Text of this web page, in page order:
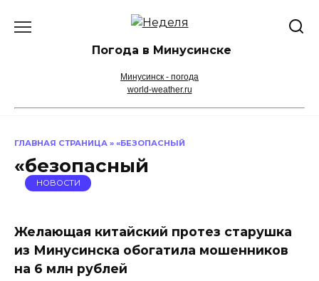
Погода в Минусинске
Минусинск - погода
world-weather.ru
ГЛАВНАЯ СТРАНИЦА » «БЕЗОПАСНЫЙ
«безопасный
НОВОСТИ
Желающая китайский протез старушка
из Минусинска обогатила мошенников
на 6 млн рублей